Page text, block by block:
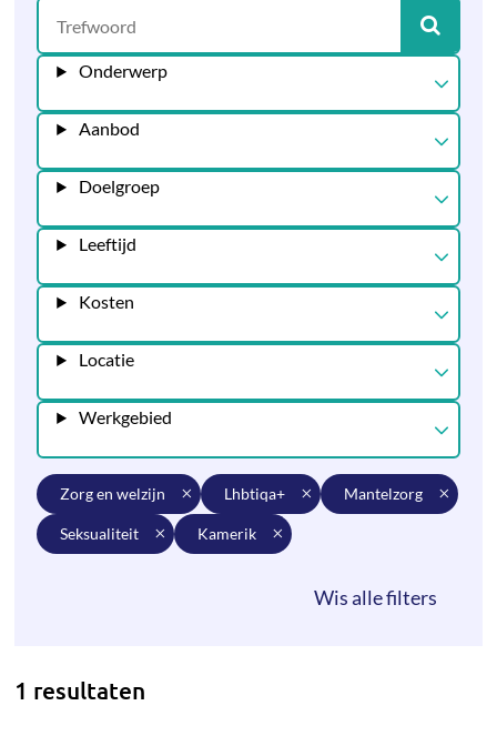
Onderwerp
Aanbod
Doelgroep
Leeftijd
Kosten
Locatie
Werkgebied
zorg en welzijn lhbtiqa+ mantelzorg
seksualiteit kamerik
1 resultaten